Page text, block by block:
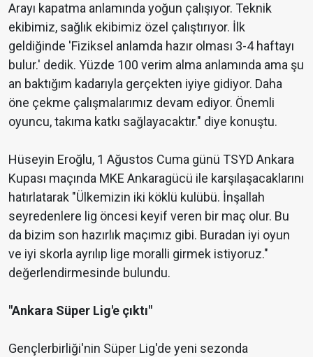
Arayı kapatma anlamında yoğun çalışıyor. Teknik
ekibimiz, sağlık ekibimiz özel çalıştırıyor. İlk
geldiğinde 'Fiziksel anlamda hazır olması 3-4 haftayı
bulur.' dedik. Yüzde 100 verim alma anlamında ama şu
an baktığım kadarıyla gerçekten iyiye gidiyor. Daha
öne çekme çalışmalarımız devam ediyor. Önemli
oyuncu, takıma katkı sağlayacaktır." diye konuştu.
Hüseyin Eroğlu, 1 Ağustos Cuma günü TSYD Ankara
Kupası maçında MKE Ankaragücü ile karşılaşacaklarını
hatırlatarak "Ülkemizin iki köklü kulübü. İnşallah
seyredenlere lig öncesi keyif veren bir maç olur. Bu
da bizim son hazırlık maçımız gibi. Buradan iyi oyun
ve iyi skorla ayrılıp lige moralli girmek istiyoruz."
değerlendirmesinde bulundu.
"Ankara Süper Lig'e çıktı"
Gençlerbirliği'nin Süper Lig'de yeni sezonda